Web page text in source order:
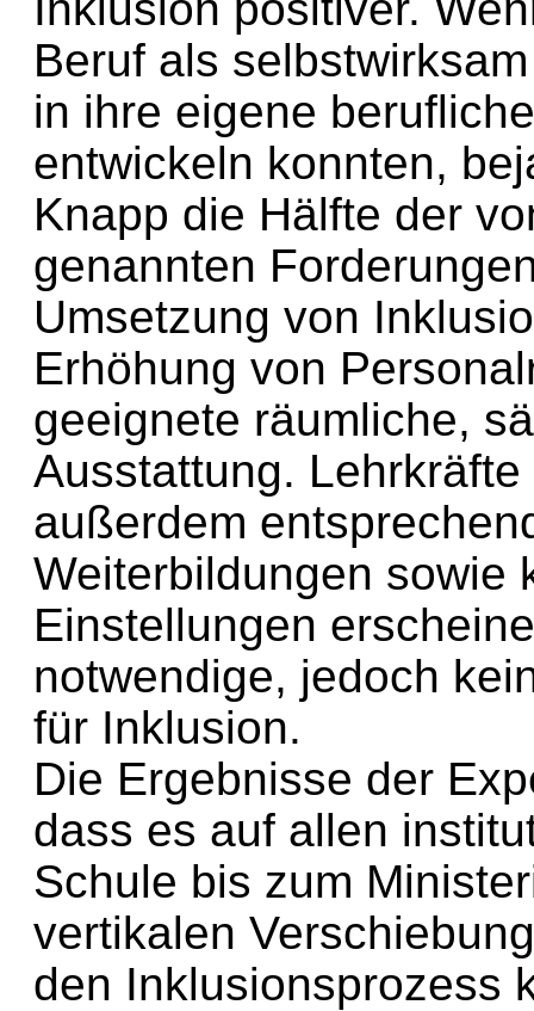
Beruf als
in ihre eigene
entwickeln konnten,
Knapp die Hälfte der
genannten
Umsetzung von
Erhöhung von
geeignete räumliche,
Ausstattung.
außerdem
Weiterbildungen sowie
Einstellungen
notwendige, jedoch
für Inklusion.
Die Ergebnisse der
dass es auf allen
Schule bis zum
vertikalen
den Inklusionsprozess